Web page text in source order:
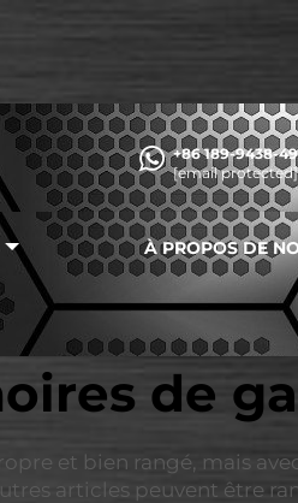
+86 189-9438-
[email protected]
À PROPOS DE
de
et bien rangé, mais
articles peuvent être